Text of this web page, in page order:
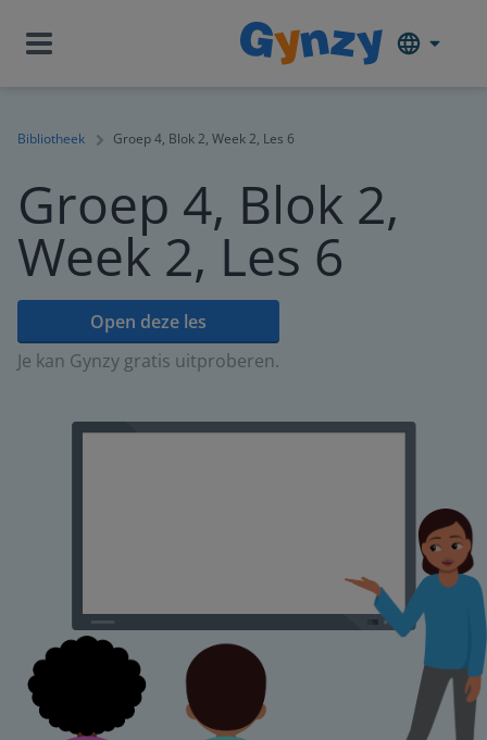
Bibliotheek Groep 4, Blok 2, Week 2, Les 6
Groep 4, Blok 2,
Week 2, Les 6
Open deze les
Je kan Gynzy gratis uitproberen.